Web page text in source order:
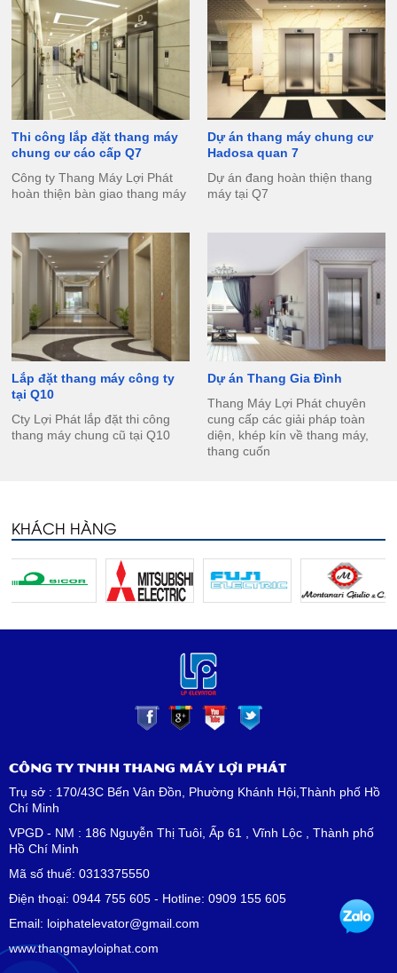
Thi công lắp đặt thang máy
chung cư cáo cấp Q7
Công ty Thang Máy Lợi Phát
hoàn thiện bàn giao thang máy
Dự án thang máy chung cư
Hadosa quan 7
Dự án đang hoàn thiện thang
máy tại Q7
Lắp đặt thang máy công ty
tại Q10
Cty Lợi Phát lắp đặt thi công
thang máy chung cũ tại Q10
Dự án Thang Gia Đình
Thang Máy Lợi Phát chuyên
cung cấp các giải pháp toàn
diện, khép kín về thang máy,
thang cuốn
KHÁCH HÀNG
CÔNG TY TNHH THANG MÁY LỢI PHÁT
Trụ sở : 170/43C Bến Vân Đồn, Phường Khánh Hội,Thành phố Hồ
Chí Minh
VPGD - NM : 186 Nguyễn Thị Tuôi, Ấp 61 , Vĩnh Lộc , Thành phố
Hồ Chí Minh
Mã số thuế: 0313375550
Điện thoại: 0944 755 605 - Hotline: 0909 155 605
Email: loiphatelevator@gmail.com
www.thangmayloiphat.com